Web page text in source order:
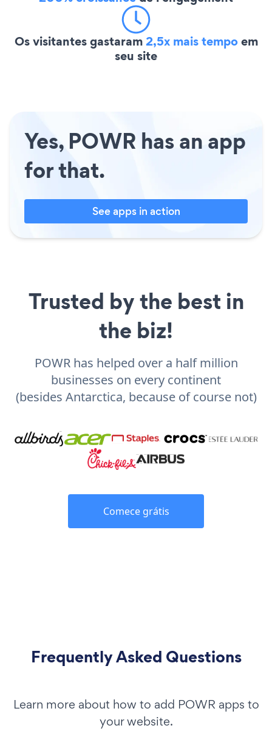
Os visitantes gastaram2,5x mais tempoem
seu site
Yes, POWR has an app
for that.
See apps in action
Trusted by the best in
the biz!
POWR has helped over a half million
businesses on every continent
(besides Antarctica, because of course not)
Comece grátis
Frequently Asked Questions
Learn more about how to add POWR apps to
your website.